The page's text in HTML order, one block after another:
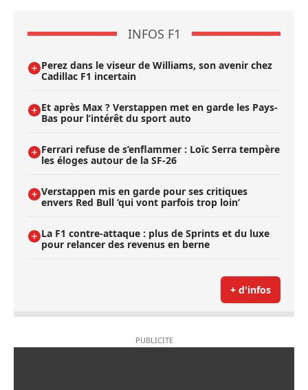
INFOS F1
Perez dans le viseur de Williams, son avenir chez
Cadillac F1 incertain
Et après Max ? Verstappen met en garde les Pays-
Bas pour l’intérêt du sport auto
Ferrari refuse de s’enflammer : Loïc Serra tempère
les éloges autour de la SF-26
Verstappen mis en garde pour ses critiques
envers Red Bull ’qui vont parfois trop loin’
La F1 contre-attaque : plus de Sprints et du luxe
pour relancer des revenus en berne
+ d'infos